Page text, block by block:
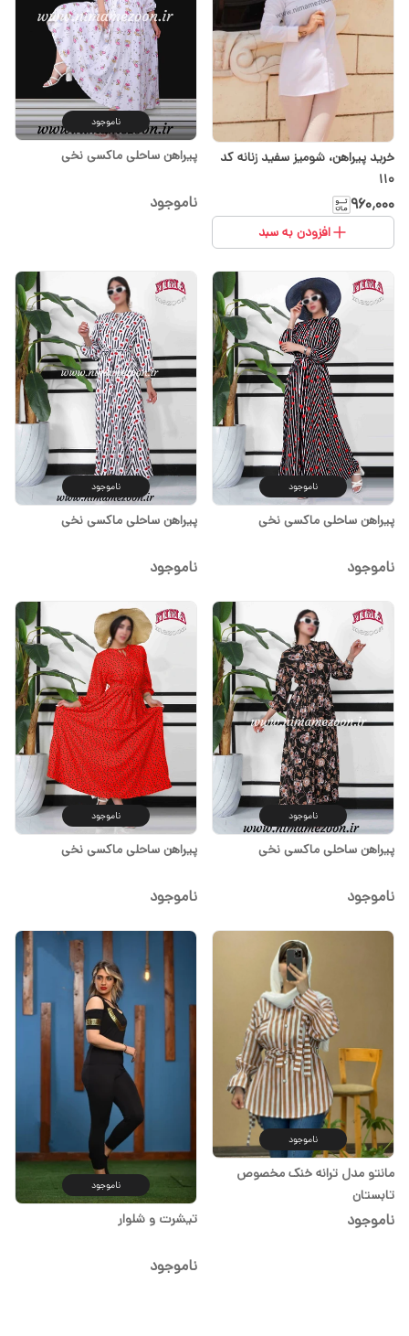
خرید‌ پیراهن، شومیز سفید زنانه کد
۱۱۰
۹۶۰٬۰۰۰
افزودن به سبد
ناموجود
پیراهن ساحلی ماکسی نخی
ناموجود
ناموجود
پیراهن ساحلی ماکسی نخی
ناموجود
ناموجود
پیراهن ساحلی ماکسی نخی
ناموجود
ناموجود
پیراهن ساحلی ماکسی نخی
ناموجود
ناموجود
پیراهن ساحلی ماکسی نخی
ناموجود
ناموجود
مانتو مدل ترانه خنک مخصوص
تابستان
ناموجود
ناموجود
تیشرت و شلوار
ناموجود